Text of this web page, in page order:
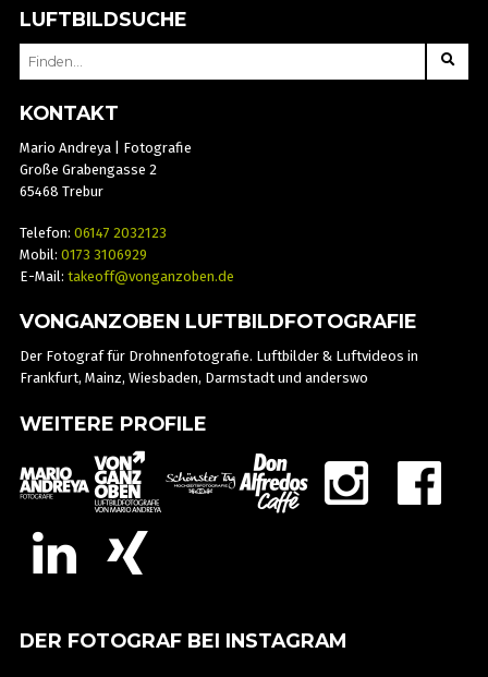
LUFTBILDSUCHE
SEARCH
KONTAKT
Mario Andreya | Fotografie
Große Grabengasse 2
65468 Trebur
Telefon: 06147 2032123
Mobil: 0173 3106929
E-Mail: takeoff@vonganzoben.de
VONGANZOBEN LUFTBILDFOTOGRAFIE
Der Fotograf für Drohnenfotografie. Luftbilder & Luftvideos in
Frankfurt, Mainz, Wiesbaden, Darmstadt und anderswo
WEITERE PROFILE
DER FOTOGRAF BEI INSTAGRAM